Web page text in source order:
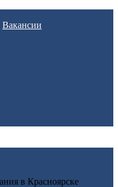
Вакансии
в Красноярске